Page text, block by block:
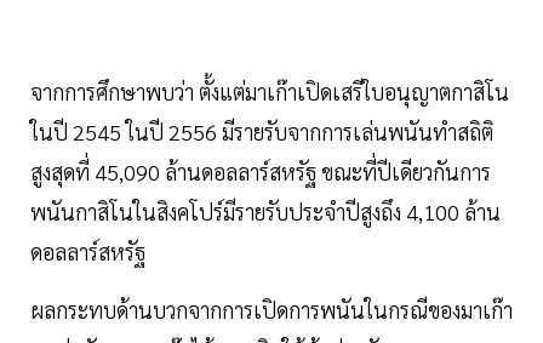
จากการศึกษาพบว่า ตั้งแต่มาเก๊าเปิดเสรีใบอนุญาตกาสิโน
ในปี 2545 ในปี 2556 มีรายรับจากการเล่นพนันทำสถิติ
สูงสุดที่ 45,090 ล้านดอลลาร์สหรัฐ ขณะที่ปีเดียวกันการ
พนันกาสิโนในสิงคโปร์มีรายรับประจำปีสูงถึง 4,100 ล้าน
ดอลลาร์สหรัฐ
ผลกระทบด้านบวกจากการเปิดการพนันในกรณีของมาเก๊า